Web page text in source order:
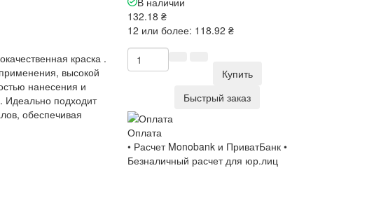
краска .
высокой
нанесения и
Идеально подходит
обеспечивая
132.18 ₴
12 или более: 118.92 ₴
Купить
Быстрый заказ
Оплата
• Расчет Monobank и ПриватБанк •
Безналичный расчет для юр.лиц